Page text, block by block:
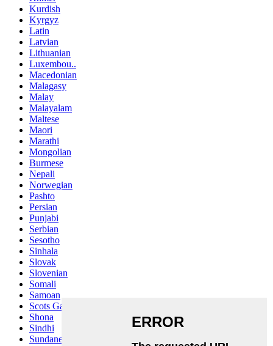
Kurdish
Kyrgyz
Latin
Latvian
Lithuanian
Luxembou..
Macedonian
Malagasy
Malay
Malayalam
Maltese
Maori
Marathi
Mongolian
Burmese
Nepali
Norwegian
Pashto
Persian
Punjabi
Serbian
Sesotho
Sinhala
Slovak
Slovenian
Somali
Samoan
Scots Gaelic
Shona
Sindhi
Sundanese